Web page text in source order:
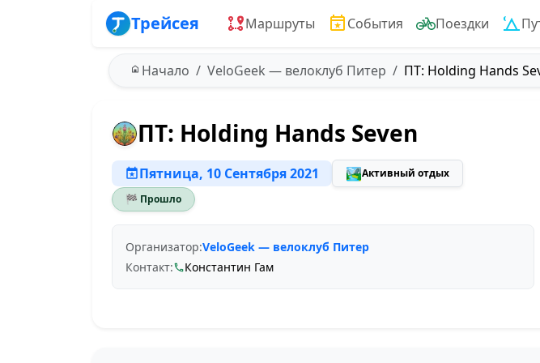
Трейсея Маршруты События Поездки
Начало VeloGeek — велоклуб Питер ПТ: Holding Hands
ПТ: Holding Hands Seven
Пятница, 10 Сентября 2021 🏞️Активный отдых
🏁 Прошло
Организатор:VeloGeek — велоклуб Питер
Контакт:
Константин Гам